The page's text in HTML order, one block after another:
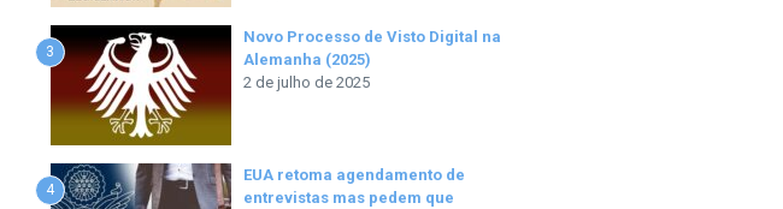
3
Novo Processo de Visto Digital na
Alemanha (2025)
2 de julho de 2025
4
EUA retoma agendamento de
entrevistas mas pedem que